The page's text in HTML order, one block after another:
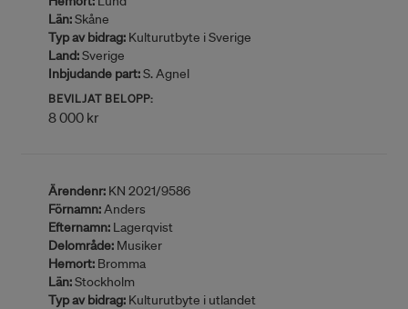
Län:Skåne
Typ av bidrag: Kulturutbyte i Sverige
Land:Sverige
Inbjudande part:S. Agnel
BEVILJAT BELOPP:
8 000 kr
Ärendenr: KN 2021/9586
Förnamn:Anders
Efternamn: Lagerqvist
Delområde: Musiker
Hemort: Bromma
Län:Stockholm
Typ av bidrag: Kulturutbyte i utlandet